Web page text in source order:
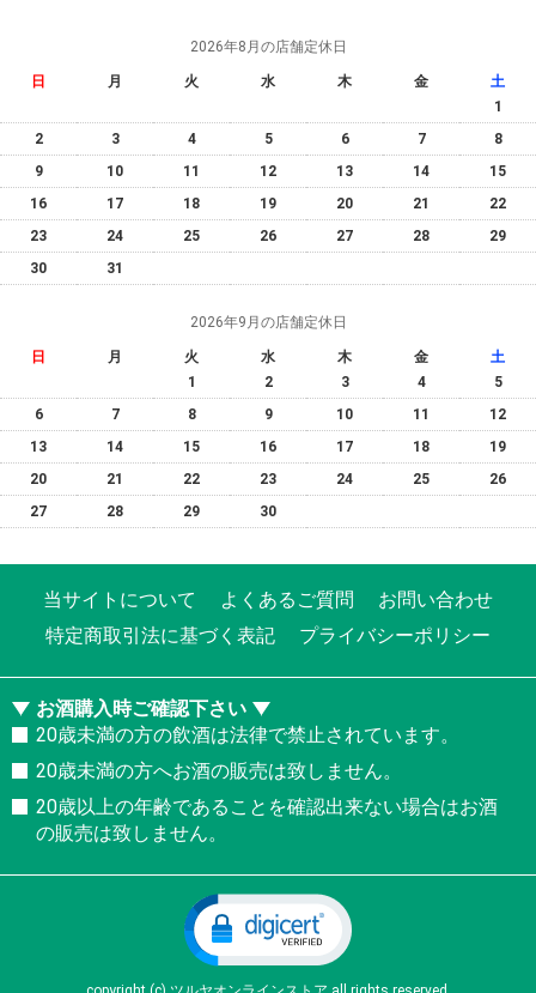
2026年8月の店舗定休日
日 月 火 水 木 金
土
1
2
3 4 5 6 7
8
9
10 11 12 13 14
15
16
17 18 19 20 21
22
23
24 25 26 27 28
29
30
31
2026年9月の店舗定休日
日 月 火 水 木 金
土
1
2 3 4
5
6
7 8 9 10 11
12
13
14 15 16 17 18
19
20
21 22 23 24 25
26
27
28 29 30
当サイトについて よくあるご質問
お問い合わせ
特定商取引法に基づく表記
プライバシーポリシー
お酒購入時ご確認下さい
20歳未満の方の飲酒は法律で禁止されています。
20歳未満の方へお酒の販売は致しません。
20歳以上の年齢であることを確認出来ない場合はお酒
の販売は致しません。